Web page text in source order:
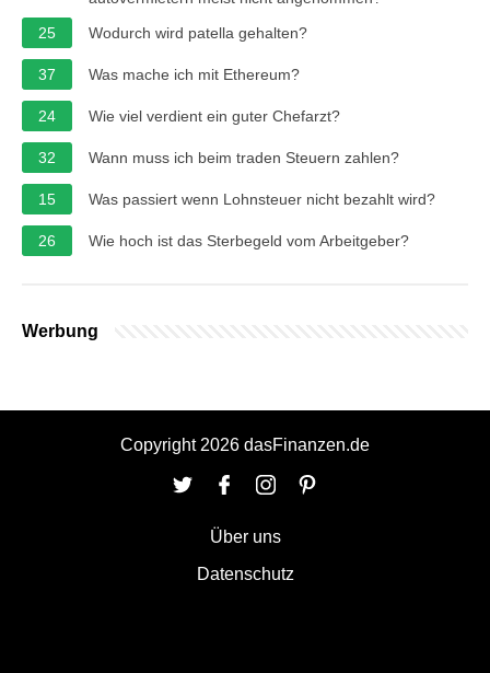
25
Wodurch wird patella gehalten?
37 Was mache ich mit Ethereum?
24 Wie viel verdient ein guter Chefarzt?
32 Wann muss ich beim traden Steuern zahlen?
15 Was passiert wenn Lohnsteuer nicht bezahlt wird?
26 Wie hoch ist das Sterbegeld vom Arbeitgeber?
Werbung
Copyright 2026 dasFinanzen.de
Über uns
Datenschutz